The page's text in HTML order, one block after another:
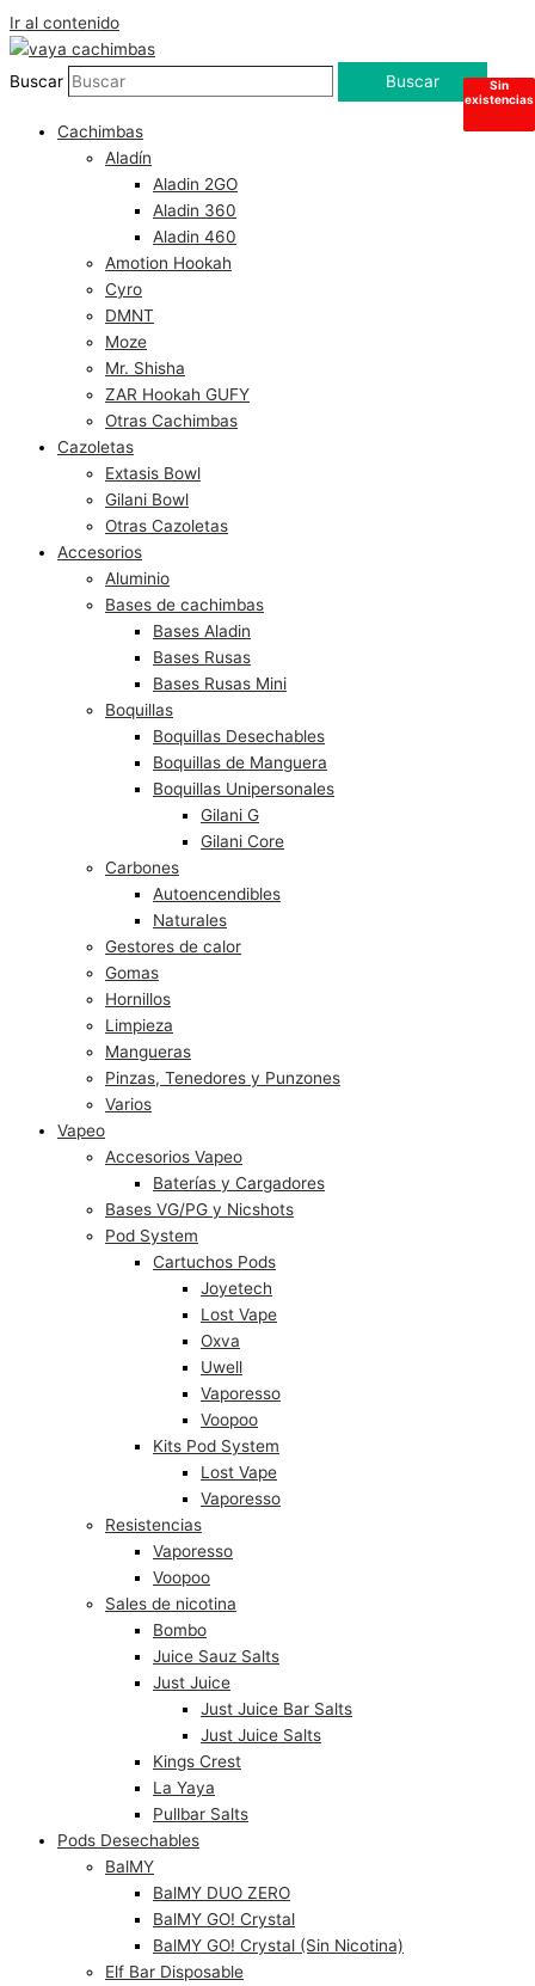
Ir al contenido
Buscar Buscar
Cachimbas
Aladín
Aladin 2GO
Aladin 360
Aladin 460
Amotion Hookah
Cyro
DMNT
Moze
Mr. Shisha
ZAR Hookah GUFY
Otras Cachimbas
Cazoletas
Extasis Bowl
Gilani Bowl
Otras Cazoletas
Accesorios
Aluminio
Bases de cachimbas
Bases Aladin
Bases Rusas
Bases Rusas Mini
Boquillas
Boquillas Desechables
Boquillas de Manguera
Boquillas Unipersonales
Gilani G
Gilani Core
Carbones
Autoencendibles
Naturales
Gestores de calor
Gomas
Hornillos
Limpieza
Mangueras
Pinzas, Tenedores y Punzones
Varios
Vapeo
Accesorios Vapeo
Baterías y Cargadores
Bases VG/PG y Nicshots
Pod System
Cartuchos Pods
Joyetech
Lost Vape
Oxva
Uwell
Vaporesso
Voopoo
Kits Pod System
Lost Vape
Vaporesso
Resistencias
Vaporesso
Voopoo
Sales de nicotina
Bombo
Juice Sauz Salts
Just Juice
Just Juice Bar Salts
Just Juice Salts
Kings Crest
La Yaya
Pullbar Salts
Pods Desechables
BalMY
BalMY DUO ZERO
BalMY GO! Crystal
BalMY GO! Crystal (Sin Nicotina)
Elf Bar Disposable
Hay
existencias
Hay
existencias
Hay
existencias
Sin
existencias